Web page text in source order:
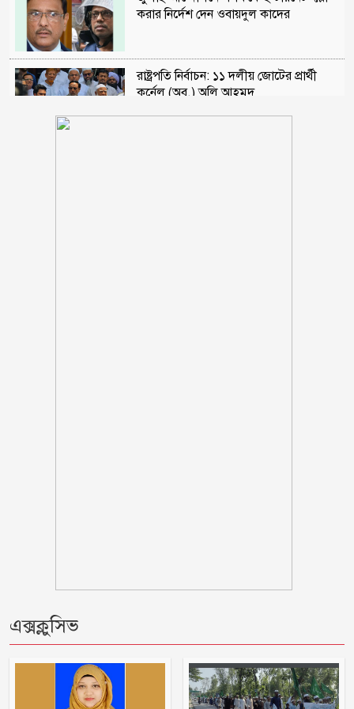
করার নির্দেশ দেন ওবায়দুল কাদের
রাষ্ট্রপতি নির্বাচন: ১১ দলীয় জোটের প্রার্থী
কর্নেল (অব.) অলি আহমদ
আত্রাইয়ে পুলিশের অভিযান, মাদক
ব্যবসায়ীসহ গ্রেফতার ৮
এক্সক্লুসিভ